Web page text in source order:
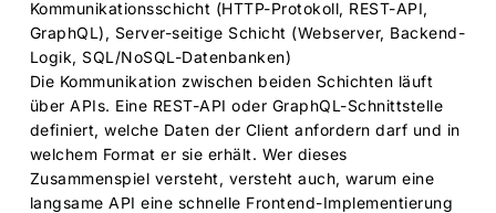
Kommunikationsschicht (HTTP-Protokoll, REST-API,
GraphQL), Server-seitige Schicht (Webserver, Backend-
Logik, SQL/NoSQL-Datenbanken)
Die Kommunikation zwischen beiden Schichten läuft
über APIs. Eine REST-API oder GraphQL-Schnittstelle
definiert, welche Daten der Client anfordern darf und in
welchem Format er sie erhält. Wer dieses
Zusammenspiel versteht, versteht auch, warum eine
langsame API eine schnelle Frontend-Implementierung